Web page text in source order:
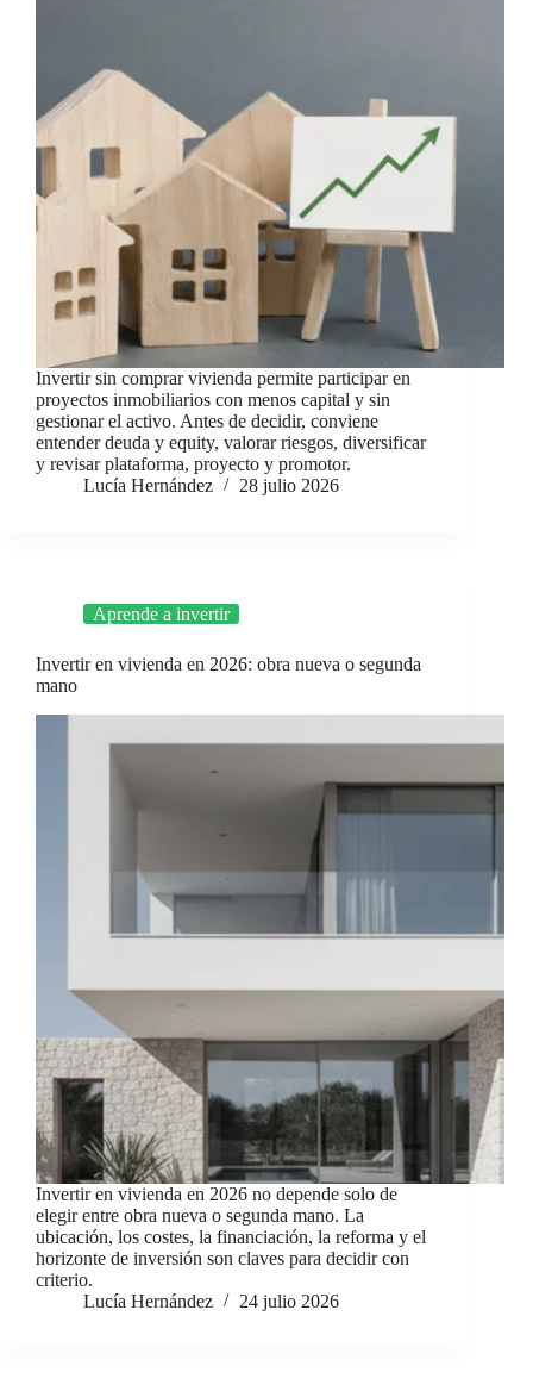
Invertir sin comprar vivienda permite participar en
proyectos inmobiliarios con menos capital y sin
gestionar el activo. Antes de decidir, conviene
entender deuda y equity, valorar riesgos, diversificar
y revisar plataforma, proyecto y promotor.
Lucía Hernández
28 julio 2026
Aprende a invertir
Invertir en vivienda en 2026: obra nueva o segunda
mano
Invertir en vivienda en 2026 no depende solo de
elegir entre obra nueva o segunda mano. La
ubicación, los costes, la financiación, la reforma y el
horizonte de inversión son claves para decidir con
criterio.
Lucía Hernández
24 julio 2026